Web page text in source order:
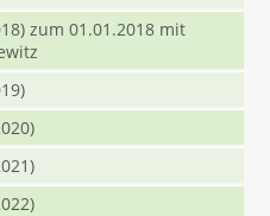
zum 01.01.2018 mit